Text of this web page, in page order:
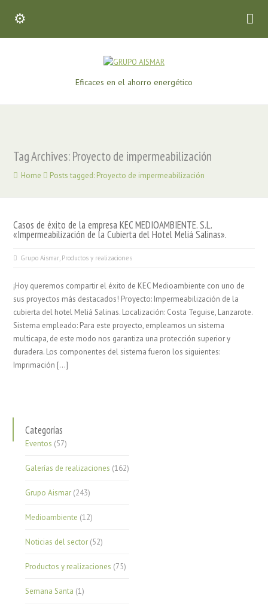
Eficaces en el ahorro energético
Tag Archives: Proyecto de impermeabilización
Home Posts tagged: Proyecto de impermeabilización
Casos de éxito de la empresa KEC MEDIOAMBIENTE. S.L.
«Impermeabilización de la Cubierta del Hotel Meliá Salinas».
Grupo Aismar, Productos y realizaciones
¡Hoy queremos compartir el éxito de KEC Medioambiente con uno de
sus proyectos más destacados! Proyecto: Impermeabilización de la
cubierta del hotel Meliá Salinas. Localización: Costa Teguise, Lanzarote.
Sistema empleado: Para este proyecto, empleamos un sistema
multicapa, de este modo nos garantiza una protección superior y
duradera. Los componentes del sistema fueron los siguientes:
Imprimación […]
Categorías
Eventos (57)
Galerías de realizaciones (162)
Grupo Aismar (243)
Medioambiente (12)
Noticias del sector (52)
Productos y realizaciones (75)
Semana Santa (1)